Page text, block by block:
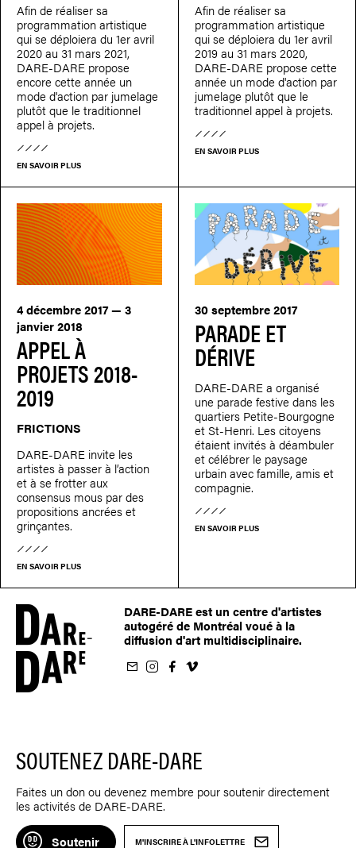
Afin de réaliser sa
programmation artistique
qui se déploiera du 1er avril
2020 au 31 mars 2021,
DARE-DARE propose
encore cette année un
mode d'action par jumelage
plutôt que le traditionnel
appel à projets.
EN SAVOIR PLUS
Afin de réaliser sa
programmation artistique
qui se déploiera du 1er avril
2019 au 31 mars 2020,
DARE-DARE propose cette
année un mode d'action par
jumelage plutôt que le
traditionnel appel à projets.
EN SAVOIR PLUS
APPEL À
PROJETS 2018-
2019
4 décembre 2017 — 3
janvier 2018
FRICTIONS
DARE-DARE invite les
artistes à passer à l’action
et à se frotter aux
consensus mous par des
propositions ancrées et
grinçantes.
EN SAVOIR PLUS
PARADE ET
DÉRIVE
30 septembre 2017
DARE-DARE a organisé
une parade festive dans les
quartiers Petite-Bourgogne
et St-Henri. Les citoyens
étaient invités à déambuler
et célébrer le paysage
urbain avec famille, amis et
compagnie.
EN SAVOIR PLUS
DARE-DARE est un centre d'artistes
autogéré de Montréal voué à la
diffusion d'art multidisciplinaire.
sur Instagram
sur Facebook
nous sur Vimeo
SOUTENEZ DARE-DARE
Faites un don ou devenez membre pour soutenir directement
les activités de DARE-DARE.
Soutenir M'INSCRIRE À L'INFOLETTRE